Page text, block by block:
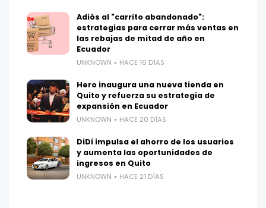
Adiós al "carrito abandonado":
estrategias para cerrar más ventas en
las rebajas de mitad de año en
Ecuador
UNKNOWN HACE 16 DÍAS
Hero inaugura una nueva tienda en
Quito y refuerza su estrategia de
expansión en Ecuador
UNKNOWN HACE 20 DÍAS
DiDi impulsa el ahorro de los usuarios
y aumenta las oportunidades de
ingresos en Quito
UNKNOWN HACE 21 DÍAS